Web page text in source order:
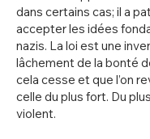
dans certains cas; il a
accepter les idées
nazis. La loi est une
lâchement de la bonté
cela cesse et que l’on
celle du plus fort. Du
violent.